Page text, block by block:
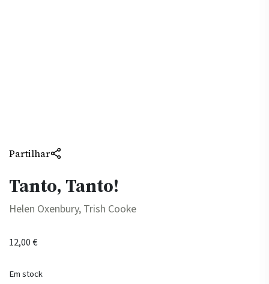
Partilhar
Tanto, Tanto!
Helen Oxenbury, Trish Cooke
12,00€
Em stock